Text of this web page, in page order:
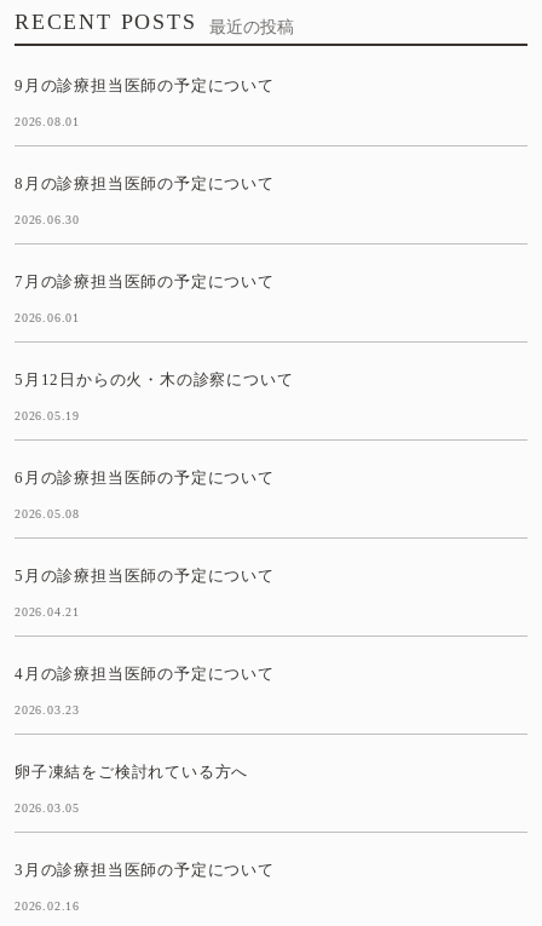
RECENT POSTS 最近の投稿
9月の診療担当医師の予定について
2026.08.01
8月の診療担当医師の予定について
2026.06.30
7月の診療担当医師の予定について
2026.06.01
5月12日からの火・木の診察について
2026.05.19
6月の診療担当医師の予定について
2026.05.08
5月の診療担当医師の予定について
2026.04.21
4月の診療担当医師の予定について
2026.03.23
卵子凍結をご検討れている方へ
2026.03.05
3月の診療担当医師の予定について
2026.02.16